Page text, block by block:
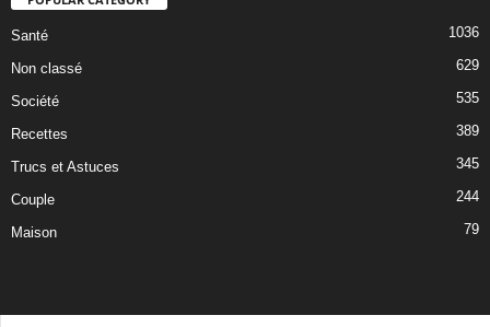
Santé 1036
Non classé 629
Société 535
Recettes 389
Trucs et Astuces 345
Couple 244
Maison 79